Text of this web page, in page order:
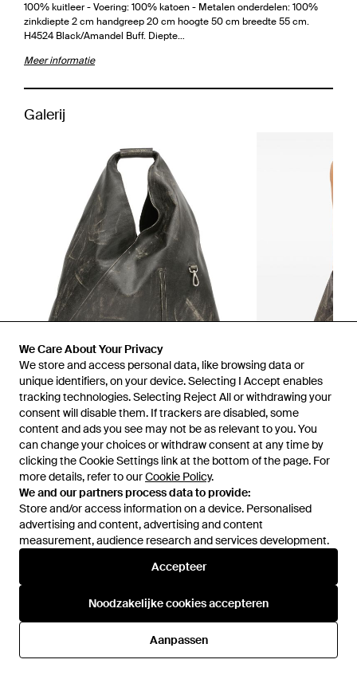
We Care About Your Privacy
We store and access personal data, like browsing data or
unique identifiers, on your device. Selecting I Accept enables
tracking technologies. Selecting Reject All or withdrawing your
consent will disable them. If trackers are disabled, some
content and ads you see may not be as relevant to you. You
can change your choices or withdraw consent at any time by
clicking the Cookie Settings link at the bottom of the page. For
more details, refer to ourCookie Policy.
We and our partners process data to provide:
Store and/or access information on a device. Personalised
advertising and content, advertising and content
measurement, audience research and services development.
Accepteer
Noodzakelijke cookies accepteren
Aanpassen
100% kuitleer - Voering: 100% katoen - Metalen onderdelen: 100%
zinkdiepte 2 cm handgreep 20 cm hoogte 50 cm breedte 55 cm.
H4524 Black/Amandel Buff. Diepte…
Meer informatie
Galerij
Eerder verkocht bij:Balardi
Hulp en informatie